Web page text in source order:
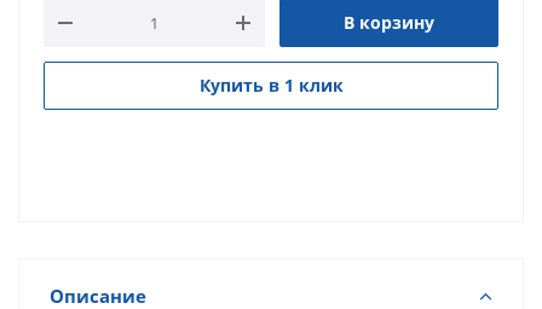
В корзину
Купить в 1 клик
Описание